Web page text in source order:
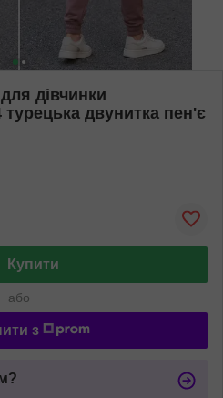
дівчинки
двунитка пен'є
Купити
або
з